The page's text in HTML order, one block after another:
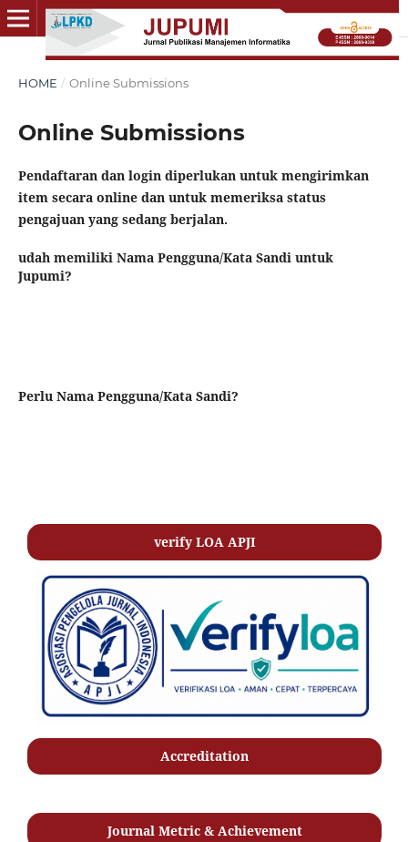
HOME / Online Submissions
Online Submissions
Pendaftaran dan login diperlukan untuk mengirimkan
item secara online dan untuk memeriksa status
pengajuan yang sedang berjalan.
udah memiliki Nama Pengguna/Kata Sandi untuk
Jupumi?
Perlu Nama Pengguna/Kata Sandi?
verify LOA APJI
Accreditation
Journal Metric & Achievement